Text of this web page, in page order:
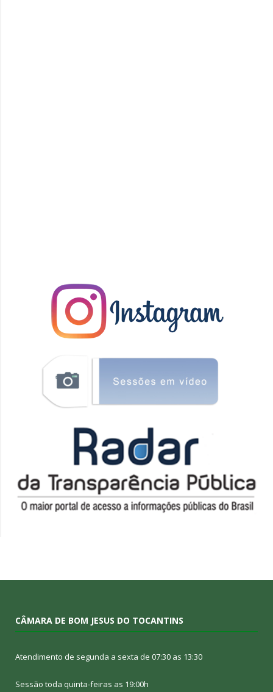
CÂMARA DE BOM JESUS DO TOCANTINS
Atendimento de segunda a sexta de 07:30 as 13:30
Sessão toda quinta-feiras as 19:00h